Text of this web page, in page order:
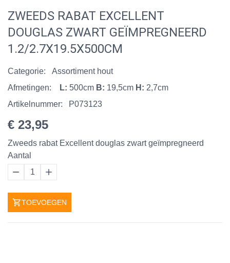
ZWEEDS RABAT EXCELLENT
DOUGLAS ZWART GEÏMPREGNEERD
1.2/2.7X19.5X500CM
Categorie:
Assortiment hout
Afmetingen:
L: 500cm B: 19,5cm H: 2,7cm
Artikelnummer:
P073123
€ 23,95
Zweeds rabat Excellent douglas zwart geïmpregneerd
Aantal
1
TOEVOEGEN